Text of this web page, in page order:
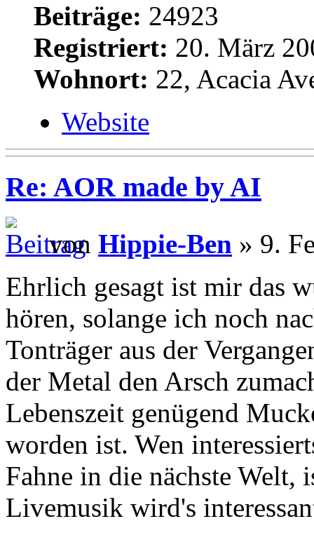
Beiträge: 24923
Registriert: 20. März
Wohnort: 22, Acacia
Website
Re: AOR made by AI
von Hippie-Ben » 9.
Ehrlich gesagt ist mir das
hören, solange ich noch
Tonträger aus der
der Metal den Arsch
Lebenszeit genügend
worden ist. Wen
Fahne in die nächste
Livemusik wird's